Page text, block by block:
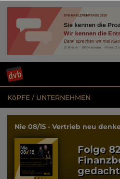
KöPFE / UNTERNEHMEN
Nie 08/15 - Vertrieb neu
Folge
gedacht